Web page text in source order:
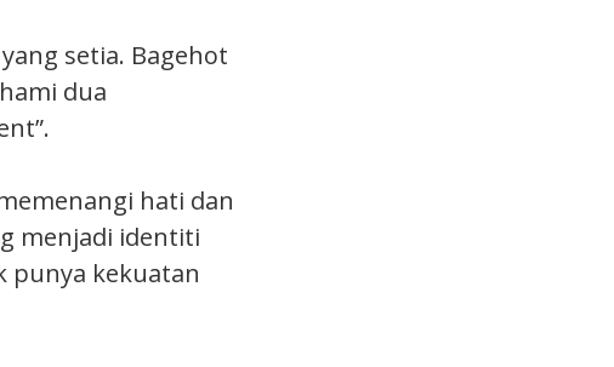
setia. Bagehot
dua
hati dan
menjadi identiti
punya kekuatan